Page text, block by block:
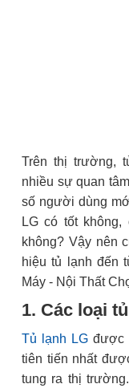
Trên thị trường,
nhiều sự quan
số người dùng
LG có tốt
không? Vậy nên
hiệu tủ lạnh đến
Máy - Nội Thất
1. Các loại
Tủ lạnh LG được
tiên tiến nhất
tung ra thị